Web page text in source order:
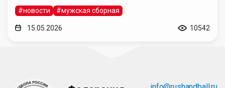
#новости #мужская сборная
15.05.2026 10542